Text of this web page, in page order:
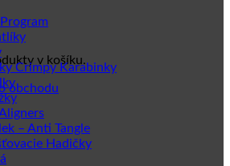
v košíku.
obchodu
Crimpy Karabinky
– Anti Tangle
Hadičky